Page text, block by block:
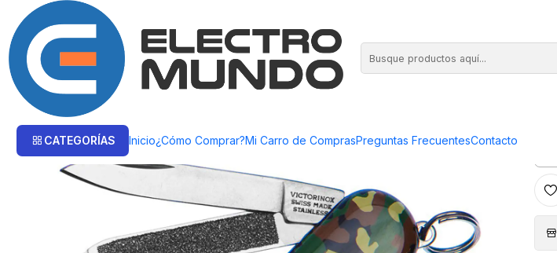
CATEGORÍAS Inicio¿Cómo Comprar?Mi Carro de ComprasPreguntas FrecuentesContacto
Inicio Victorinox Navajas Navaja Victorinox Classic Sd Camuflaje